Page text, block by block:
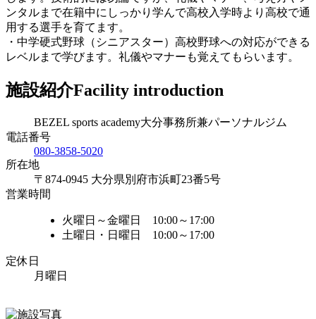
ンタルまで在籍中にしっかり学んで高校入学時より高校で通
用する選手を育てます。
・中学硬式野球（シニアスター）高校野球への対応ができる
レベルまで学びます。礼儀やマナーも覚えてもらいます。
施設紹介Facility introduction
BEZEL sports academy大分事務所兼パーソナルジム
電話番号
080-3858-5020
所在地
〒874-0945 大分県別府市浜町23番5号
営業時間
火曜日～金曜日 10:00～17:00
土曜日・日曜日 10:00～17:00
定休日
月曜日